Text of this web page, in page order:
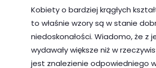
Kobiety o bardziej krągłych
to właśnie wzory są w stanie
niedoskonałości. Wiadomo, że z
wydawały większe niż w
jest znalezienie odpowiedniego